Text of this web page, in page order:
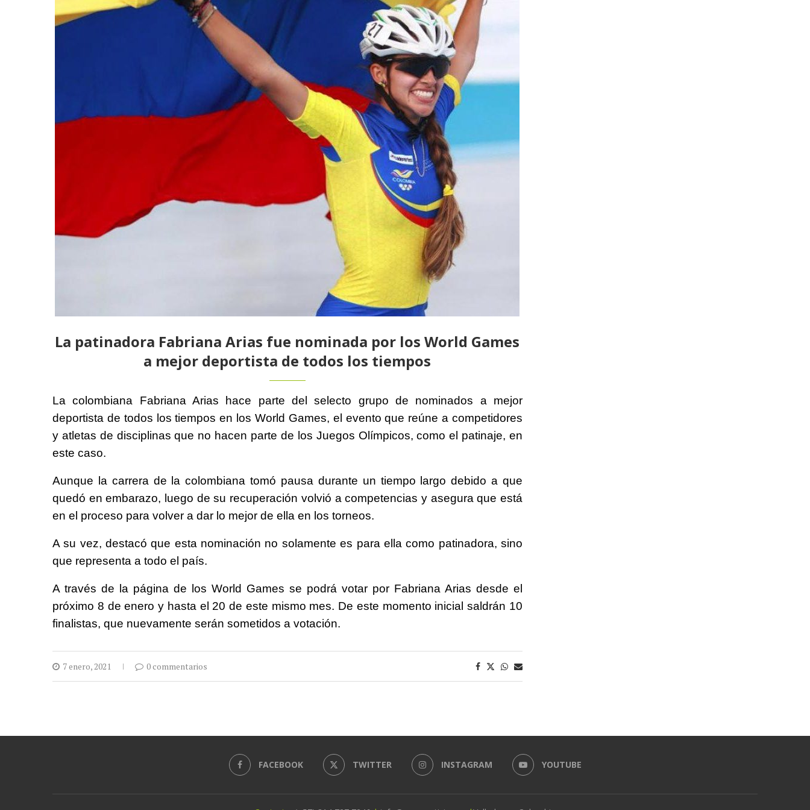
La patinadora Fabriana Arias fue nominada por los World Games
a mejor deportista de todos los tiempos
La colombiana Fabriana Arias hace parte del selecto grupo de nominados a mejor
deportista de todos los tiempos en los World Games, el evento que reúne a competidores
y atletas de disciplinas que no hacen parte de los Juegos Olímpicos, como el patinaje, en
este caso.
Aunque la carrera de la colombiana tomó pausa durante un tiempo largo debido a que
quedó en embarazo, luego de su recuperación volvió a competencias y asegura que está
en el proceso para volver a dar lo mejor de ella en los torneos.
A su vez, destacó que esta nominación no solamente es para ella como patinadora, sino
que representa a todo el país.
A través de la página de los World Games se podrá votar por Fabriana Arias desde el
próximo 8 de enero y hasta el 20 de este mismo mes. De este momento inicial saldrán 10
finalistas, que nuevamente serán sometidos a votación.
7 enero, 2021 0 commentarios
FACEBOOK TWITTER INSTAGRAM YOUTUBE